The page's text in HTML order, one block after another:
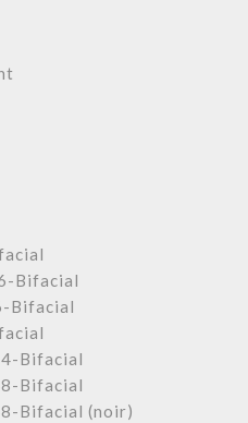
Bifacial
Bifacial
Bifacial
Bifacial
Bifacial (noir)